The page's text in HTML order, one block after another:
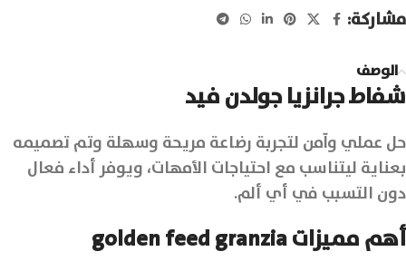
مشاركة:
الوصف
شفاط جرانزيا جولدن فيد
حل عملي وآمن لتجربة رضاعة مريحة وسهلة وتم تصميمه
بعناية ليتناسب مع احتياجات الأمهات، ويوفر أداء فعال
دون التسبب في أي ألم.
أهم مميزات golden feed granzia